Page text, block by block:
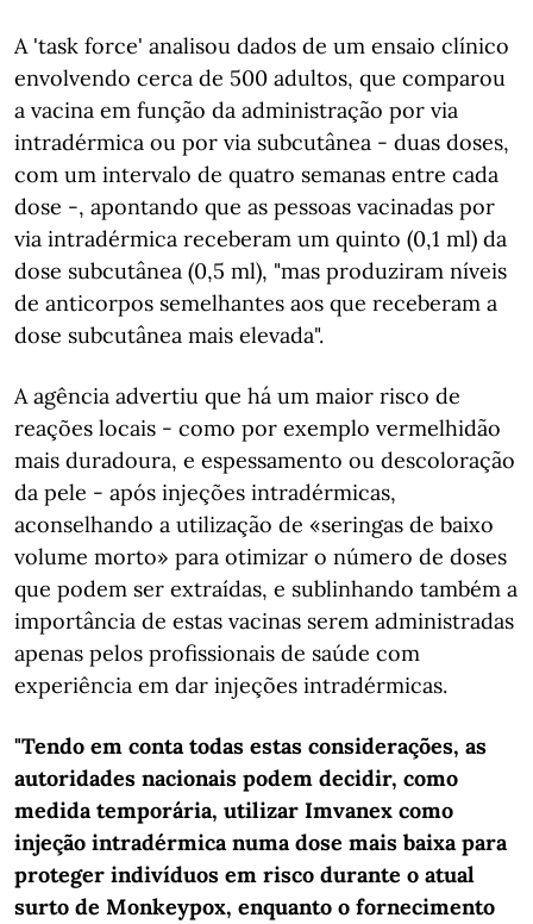
A 'task force' analisou dados de um ensaio clínico
envolvendo cerca de 500 adultos, que comparou
a vacina em função da administração por via
intradérmica ou por via subcutânea - duas doses,
com um intervalo de quatro semanas entre cada
dose -, apontando que as pessoas vacinadas por
via intradérmica receberam um quinto (0,1 ml) da
dose subcutânea (0,5 ml), "mas produziram níveis
de anticorpos semelhantes aos que receberam a
dose subcutânea mais elevada".
A agência advertiu que há um maior risco de
reações locais - como por exemplo vermelhidão
mais duradoura, e espessamento ou descoloração
da pele - após injeções intradérmicas,
aconselhando a utilização de «seringas de baixo
volume morto» para otimizar o número de doses
que podem ser extraídas, e sublinhando também a
importância de estas vacinas serem administradas
apenas pelos profissionais de saúde com
experiência em dar injeções intradérmicas.
"Tendo em conta todas estas considerações, as
autoridades nacionais podem decidir, como
medida temporária, utilizar Imvanex como
injeção intradérmica numa dose mais baixa para
proteger indivíduos em risco durante o atual
surto de Monkeypox, enquanto o fornecimento